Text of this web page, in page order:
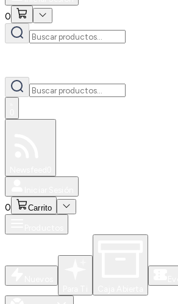
0
0 Carrito